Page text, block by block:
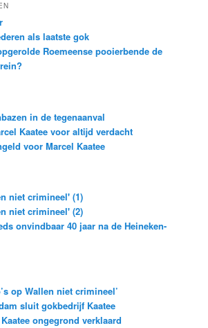
als laatste gok
Roemeense pooierbende de
in de tegenaanval
Kaatee voor altijd verdacht
voor Marcel Kaatee
niet crimineel' (1)
niet crimineel' (2)
onvindbaar 40 jaar na de Heineken-
op Wallen niet crimineel’
sluit gokbedrijf Kaatee
ongegrond verklaard